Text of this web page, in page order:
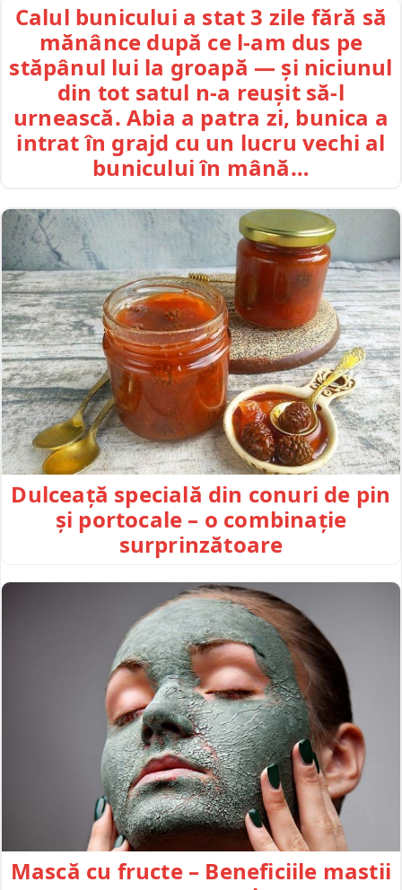
Calul bunicului a stat 3 zile fără să
mănânce după ce l-am dus pe
stăpânul lui la groapă — și niciunul
din tot satul n-a reușit să-l
urnească. Abia a patra zi, bunica a
intrat în grajd cu un lucru vechi al
bunicului în mână…
Dulceață specială din conuri de pin
și portocale – o combinație
surprinzătoare
Mască cu fructe – Beneficiile mastii